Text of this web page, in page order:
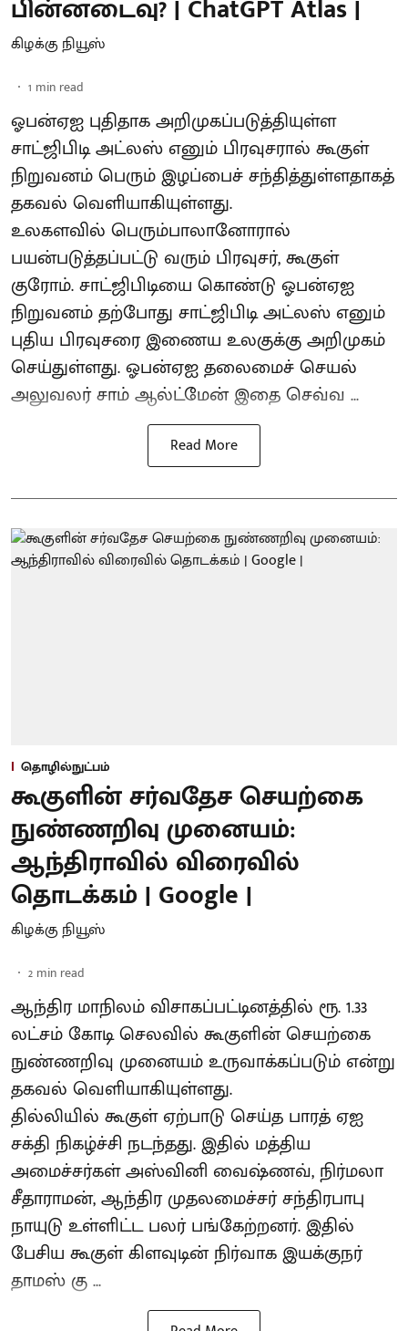
பின்னடைவு? | ChatGPT Atlas |
கிழக்கு நியூஸ்
1 min read
ஓபன்ஏஐ புதிதாக அறிமுகப்படுத்தியுள்ள
சாட்ஜிபிடி அட்லஸ் எனும் பிரவுசரால் கூகுள்
நிறுவனம் பெரும் இழப்பைச் சந்தித்துள்ளதாகத்
தகவல் வெளியாகியுள்ளது.
உலகளவில் பெரும்பாலானோரால்
பயன்படுத்தப்பட்டு வரும் பிரவுசர், கூகுள்
குரோம். சாட்ஜிபிடியை கொண்டு ஓபன்ஏஐ
நிறுவனம் தற்போது சாட்ஜிபிடி அட்லஸ் எனும்
புதிய பிரவுசரை இணைய உலகுக்கு அறிமுகம்
செய்துள்ளது. ஓபன்ஏஐ தலைமைச் செயல்
அலுவலர் சாம் ஆல்ட்மேன் இதை செவ்வ ...
Read More
தொழில்நுட்பம்
கூகுளின் சர்வதேச செயற்கை
நுண்ணறிவு முனையம்:
ஆந்திராவில் விரைவில்
தொடக்கம் | Google |
கிழக்கு நியூஸ்
2 min read
ஆந்திர மாநிலம் விசாகப்பட்டினத்தில் ரூ. 1.33
லட்சம் கோடி செலவில் கூகுளின் செயற்கை
நுண்ணறிவு முனையம் உருவாக்கப்படும் என்று
தகவல் வெளியாகியுள்ளது.
தில்லியில் கூகுள் ஏற்பாடு செய்த பாரத் ஏஐ
சக்தி நிகழ்ச்சி நடந்தது. இதில் மத்திய
அமைச்சர்கள் அஸ்வினி வைஷ்ணவ், நிர்மலா
சீதாராமன், ஆந்திர முதலமைச்சர் சந்திரபாபு
நாயுடு உள்ளிட்ட பலர் பங்கேற்றனர். இதில்
பேசிய கூகுள் கிளவுடின் நிர்வாக இயக்குநர்
தாமஸ் கு ...